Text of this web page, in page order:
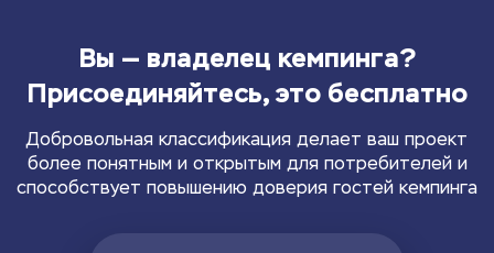
Вы — владелец кемпинга?
Присоединяйтесь, это бесплатно
Добровольная классификация делает ваш проект
более понятным и открытым для потребителей и
способствует повышению доверия гостей кемпинга